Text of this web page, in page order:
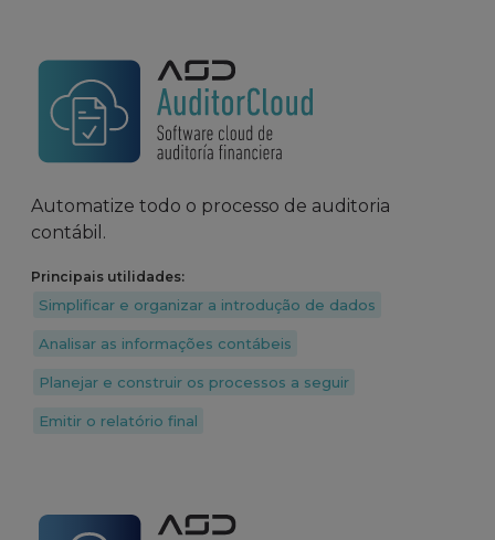
Automatize todo o processo de auditoria
contábil.
Principais utilidades:
Simplificar e organizar a introdução de dados
Analisar as informações contábeis
Planejar e construir os processos a seguir
Emitir o relatório final